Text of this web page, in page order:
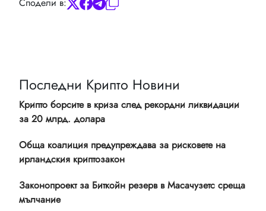
Последни Крипто Новини
Крипто борсите в криза след рекордни ликвидации
за 20 млрд. долара
Обща коалиция предупреждава за рисковете на
ирландския криптозакон
Законопроект за Биткойн резерв в Масачузетс среща
мълчание